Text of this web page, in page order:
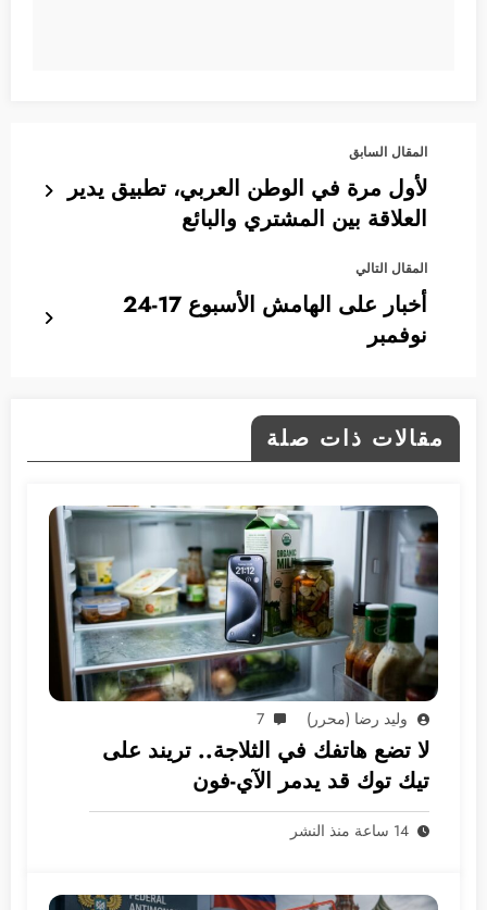
المقال السابق
لأول مرة في الوطن العربي، تطبيق يدير
العلاقة بين المشتري والبائع
المقال التالي
أخبار على الهامش الأسبوع 17-24
نوفمبر
مقالات ذات صلة
وليد رضا (محرر) 7
لا تضع هاتفك في الثلاجة.. تريند على
تيك توك قد يدمر الآي-فون
14 ساعة منذ النشر